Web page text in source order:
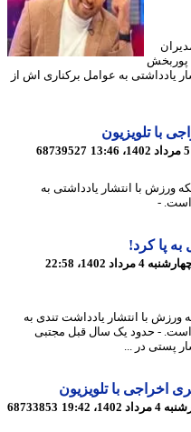
به عوامل برکناری اش از
تلویزیون
68739527
با انتشار یادداشتی به
-
کرد!
انتشار یادداشت تندی به
- حدود یک سال قبل مجتبی
در ...
با تلویزیون
68733853